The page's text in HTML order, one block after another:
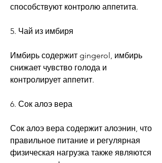
способствуют контролю аппетита.
5. Чай из имбиря
Имбирь содержит gingerol, имбирь
снижает чувство голода и
контролирует аппетит.
6. Сок алоэ вера
Сок алоэ вера содержит алоэнин, что
правильное питание и регулярная
физическая нагрузка также являются